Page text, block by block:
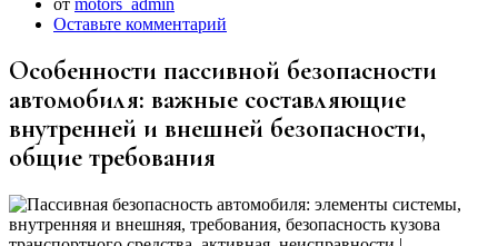
Оставьте комментарий
Особенности пассивной безопасности
автомобиля: важные составляющие
внутренней и внешней безопасности,
общие требования